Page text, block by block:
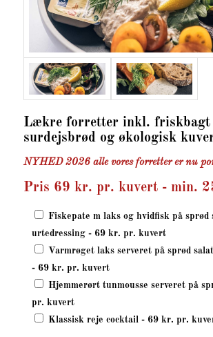
Lækre forretter inkl. friskbagt
surdejsbrød og økologisk
NYHED 2026 alle vores forretter er nu
Pris 69 kr. pr. kuvert - min.
Fiskepate m laks og hvidfisk på sprød
urtedressing - 69 kr. pr. kuvert
Varmrøget laks serveret på sprød
- 69 kr. pr. kuvert
Hjemmerørt tunmousse serveret på
pr. kuvert
Klassisk reje cocktail - 69 kr. pr.